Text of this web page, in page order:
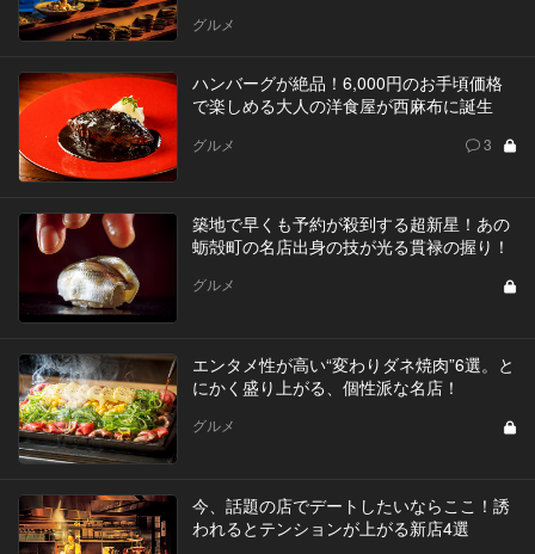
グルメ
ハンバーグが絶品！6,000円のお手頃価格
で楽しめる大人の洋食屋が西麻布に誕生
グルメ 3
築地で早くも予約が殺到する超新星！あの
蛎殻町の名店出身の技が光る貫禄の握り！
グルメ
エンタメ性が高い“変わりダネ焼肉”6選。と
にかく盛り上がる、個性派な名店！
グルメ
今、話題の店でデートしたいならここ！誘
われるとテンションが上がる新店4選